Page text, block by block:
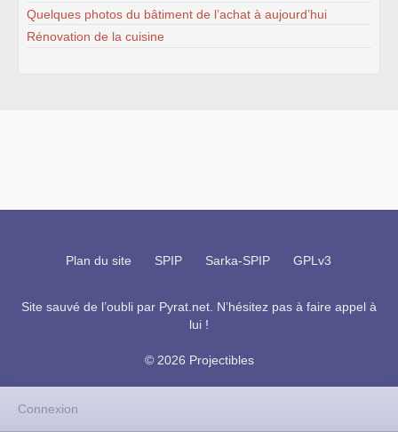
Quelques photos du bâtiment de l’achat à aujourd’hui
Rénovation de la cuisine
Plan du site SPIP Sarka-SPIP GPLv3
Site sauvé de l’oubli par Pyrat.net . N’hésitez pas à faire appel à
lui !
© 2026 Projectibles
Connexion